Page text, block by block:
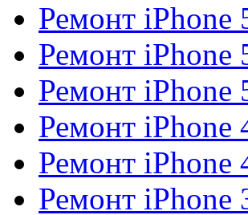
Ремонт iPhone
Ремонт iPhone
Ремонт iPhone
Ремонт iPhone
Ремонт iPhone
Ремонт iPhone